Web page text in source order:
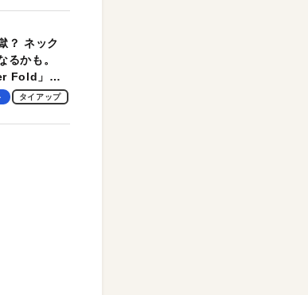
？ ネック
るかも。
Fold」レ
、密着する
タイアップ